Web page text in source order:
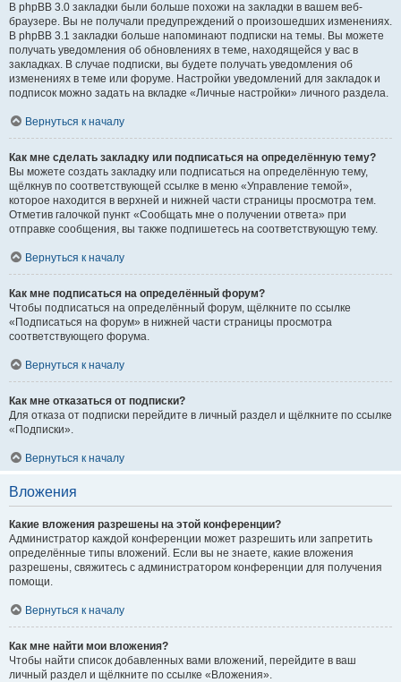
В phpBB 3.0 закладки были больше похожи на закладки в вашем веб-
браузере. Вы не получали предупреждений о произошедших изменениях.
В phpBB 3.1 закладки больше напоминают подписки на темы. Вы можете
получать уведомления об обновлениях в теме, находящейся у вас в
закладках. В случае подписки, вы будете получать уведомления об
изменениях в теме или форуме. Настройки уведомлений для закладок и
подписок можно задать на вкладке «Личные настройки» личного раздела.
Вернуться к началу
Как мне сделать закладку или подписаться на определённую тему?
Вы можете создать закладку или подписаться на определённую тему,
щёлкнув по соответствующей ссылке в меню «Управление темой»,
которое находится в верхней и нижней части страницы просмотра тем.
Отметив галочкой пункт «Сообщать мне о получении ответа» при
отправке сообщения, вы также подпишетесь на соответствующую тему.
Вернуться к началу
Как мне подписаться на определённый форум?
Чтобы подписаться на определённый форум, щёлкните по ссылке
«Подписаться на форум» в нижней части страницы просмотра
соответствующего форума.
Вернуться к началу
Как мне отказаться от подписки?
Для отказа от подписки перейдите в личный раздел и щёлкните по ссылке
«Подписки».
Вернуться к началу
Вложения
Какие вложения разрешены на этой конференции?
Администратор каждой конференции может разрешить или запретить
определённые типы вложений. Если вы не знаете, какие вложения
разрешены, свяжитесь с администратором конференции для получения
помощи.
Вернуться к началу
Как мне найти мои вложения?
Чтобы найти список добавленных вами вложений, перейдите в ваш
личный раздел и щёлкните по ссылке «Вложения».